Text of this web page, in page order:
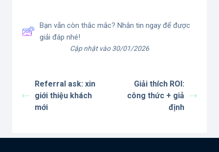
Bạn vẫn còn thắc mắc? Nhắn tin ngay để được
giải đáp nhé!
Cập nhật vào 30/01/2026
Referral ask: xin
giới thiệu khách
mới
Giải thích ROI:
công thức + giả
định